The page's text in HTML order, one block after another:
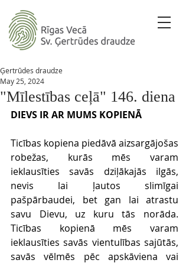
"Mīlestības ceļā" 146. diena
Ģertrūdes draudze
May 25, 2024
DIEVS IR AR MUMS KOPIENĀ
Ticības kopiena piedāvā aizsargājošas
robežas, kurās mēs varam
ieklausīties savās dziļākajās ilgās,
nevis lai ļautos slimīgai
pašpārbaudei, bet gan lai atrastu
savu Dievu, uz kuru tās norāda.
Ticības kopienā mēs varam
ieklausīties savās vientulības sajūtās,
savās vēlmēs pēc apskāviena vai